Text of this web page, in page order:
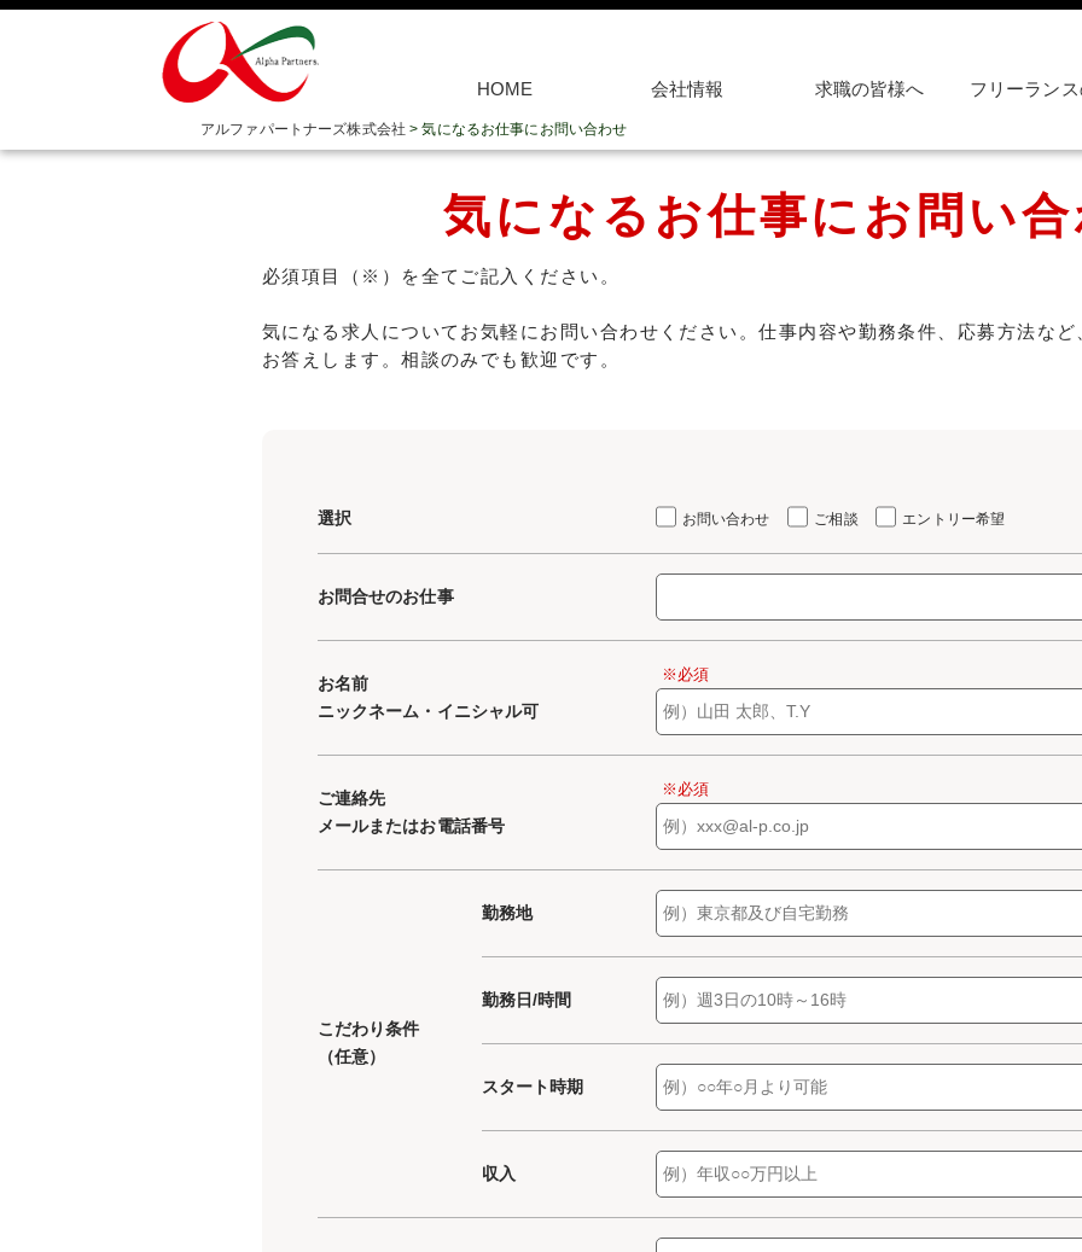
HOME 会社情報 求職の皆様へ フリーラン
アルファパートナーズ株式会社 >気になるお仕事にお問い合わせ
気になるお仕事にお問い
必須項目（※）を全てご記入ください。
気になる求人についてお気軽にお問い合わせください。仕事内容や勤務条件、応募方法な
お答えします。相談のみでも歓迎です。
選択 お問い合わせ ご相談 エントリー希望
お問合せのお仕事
お名前
ニックネーム・イニシャル可
※必須
ご連絡先
メールまたはお電話番号
※必須
こだわり条件
（任意）
勤務地
勤務日/時間
スタート時期
収入